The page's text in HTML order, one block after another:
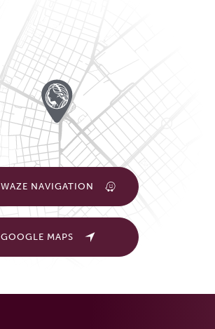
WAZE NAVIGATION
GOOGLE MAPS